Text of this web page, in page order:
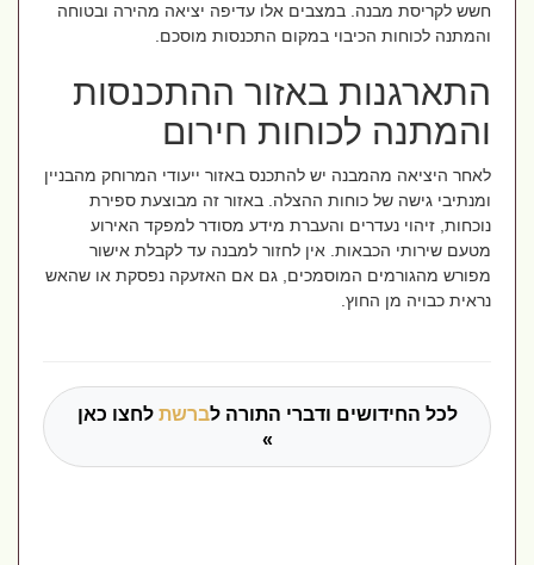
חשש לקריסת מבנה. במצבים אלו עדיפה יציאה מהירה ובטוחה
והמתנה לכוחות הכיבוי במקום התכנסות מוסכם.
התארגנות באזור ההתכנסות
והמתנה לכוחות חירום
לאחר היציאה מהמבנה יש להתכנס באזור ייעודי המרוחק מהבניין
ומנתיבי גישה של כוחות ההצלה. באזור זה מבוצעת ספירת
נוכחות, זיהוי נעדרים והעברת מידע מסודר למפקד האירוע
מטעם שירותי הכבאות. אין לחזור למבנה עד לקבלת אישור
מפורש מהגורמים המוסמכים, גם אם האזעקה נפסקת או שהאש
נראית כבויה מן החוץ.
לכל החידושים ודברי התורה לברשתלחצו כאן